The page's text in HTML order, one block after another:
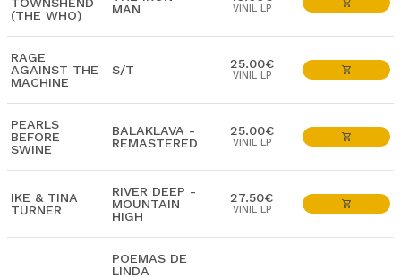
(THE WHO)
MAN
VINIL LP
RAGE
AGAINST THE
MACHINE
S/T 25.00€
VINIL LP
PEARLS
BEFORE
SWINE
BALAKLAVA -
REMASTERED
25.00€
VINIL LP
IKE & TINA
TURNER
RIVER DEEP -
MOUNTAIN
HIGH
27.50€
VINIL LP
POEMAS DE
LINDA